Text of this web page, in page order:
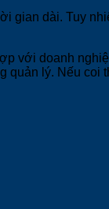
gian dài. Tuy
với doanh
lý. Nếu coi